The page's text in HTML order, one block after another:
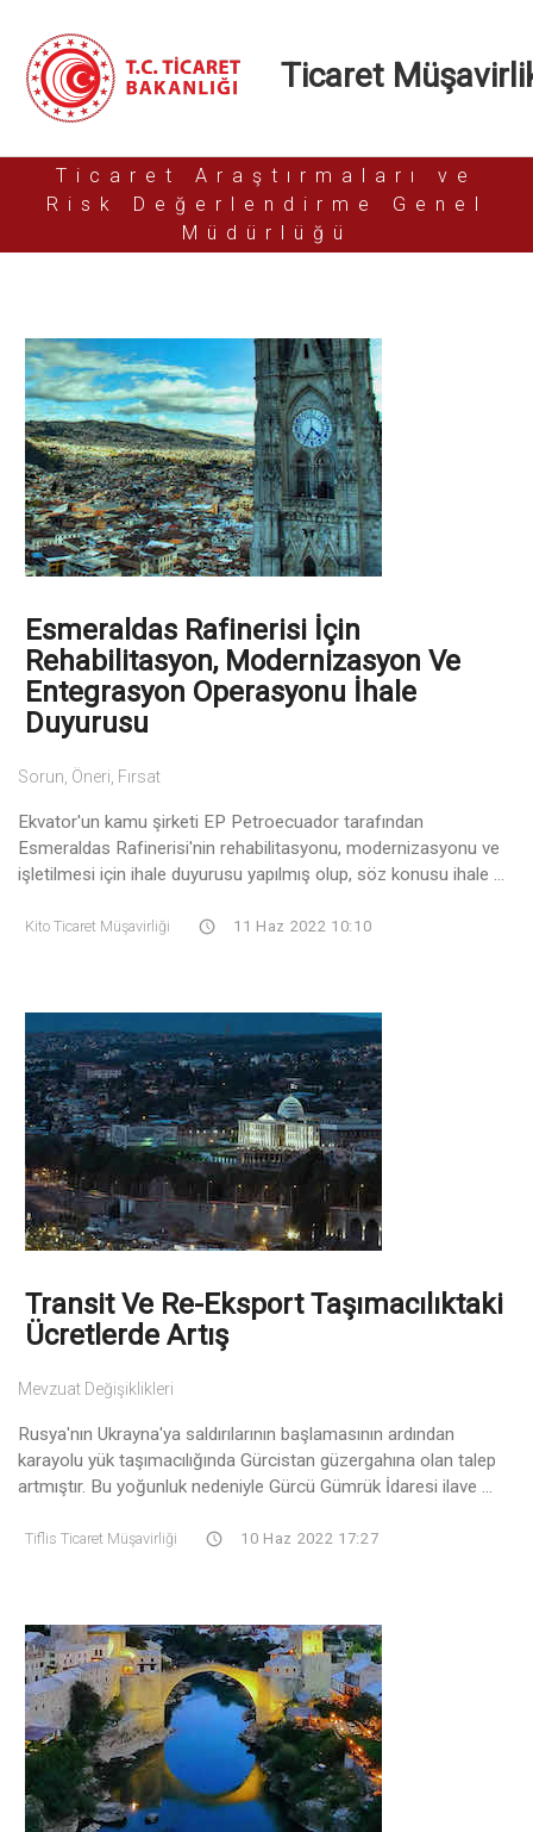
Ticaret
Ticaret Araştırmaları ve
Risk Değerlendirme Genel
Müdürlüğü
Esmeraldas Rafinerisi İçin
Rehabilitasyon, Modernizasyon Ve
Entegrasyon Operasyonu İhale
Duyurusu
Sorun, Öneri, Fırsat
Ekvator'un kamu şirketi EP Petroecuador tarafından
Esmeraldas Rafinerisi'nin rehabilitasyonu, modernizasyonu ve
işletilmesi için ihale duyurusu yapılmış olup, söz konusu ihale ...
Kito Ticaret Müşavirliği 11 Haz 2022 10:10
Transit Ve Re-Eksport Taşımacılıktaki
Ücretlerde Artış
Mevzuat Değişiklikleri
Rusya'nın Ukrayna'ya saldırılarının başlamasının ardından
karayolu yük taşımacılığında Gürcistan güzergahına olan talep
artmıştır. Bu yoğunluk nedeniyle Gürcü Gümrük İdaresi ilave ...
Tiflis Ticaret Müşavirliği 10 Haz 2022 17:27